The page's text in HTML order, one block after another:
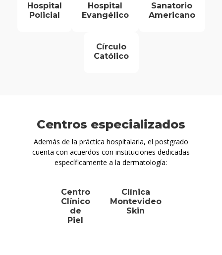
Hospital
Policial
Hospital
Evangélico
Sanatorio
Americano
Círculo
Católico
Centros especializados
Además de la práctica hospitalaria, el postgrado
cuenta con acuerdos con instituciones dedicadas
específicamente a la dermatología:
Centro
Clínico
de
Piel
Clínica
Montevideo
Skin